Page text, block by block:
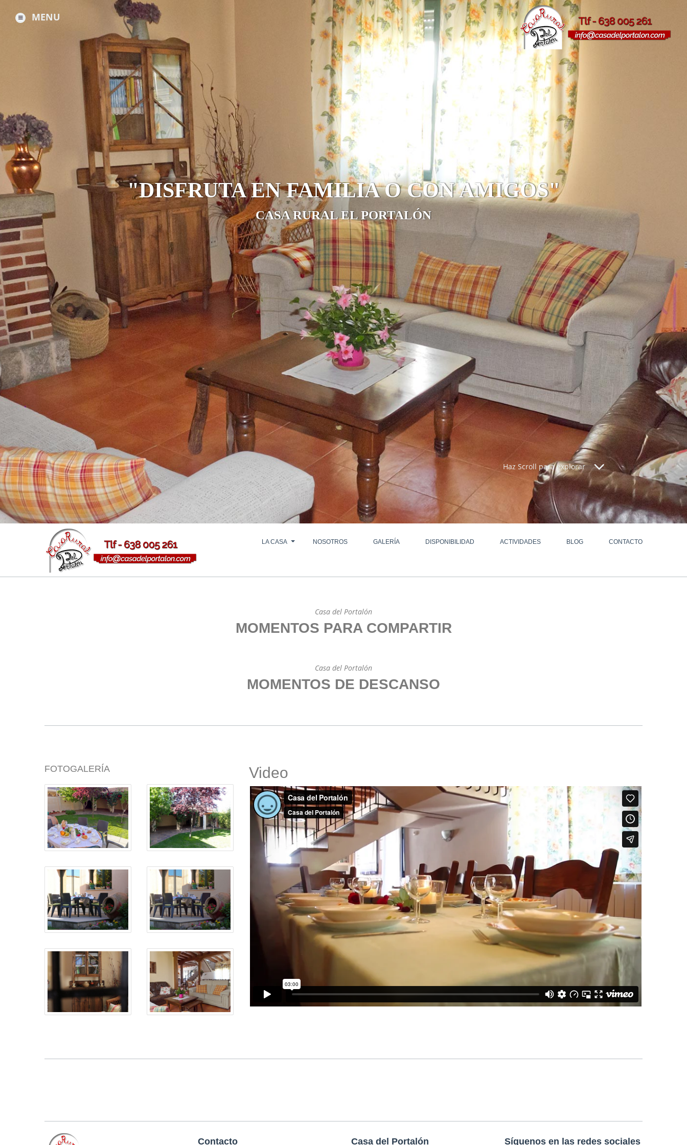
MENU
"DISFRUTA EN FAMILIA O CON AMIGOS"
CASA RURAL EL PORTALÓN
Haz Scroll para explorar
LA CASA NOSOTROS GALERÍA DISPONIBILIDAD ACTIVIDADES BLOG CONTACTO
Casa del Portalón
MOMENTOS PARA COMPARTIR
Casa del Portalón
MOMENTOS DE DESCANSO
FOTOGALERÍA Video
Contacto Casa del Portalón Síguenos en las redes sociales